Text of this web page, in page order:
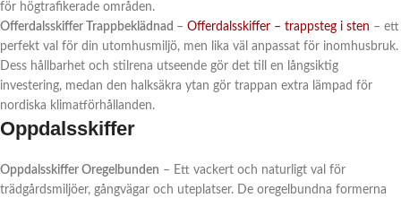
för högtrafikerade områden.
Offerdalsskiffer Trappbeklädnad – Offerdalsskiffer – trappsteg i sten – ett
perfekt val för din utomhusmiljö, men lika väl anpassat för inomhusbruk.
Dess hållbarhet och stilrena utseende gör det till en långsiktig
investering, medan den halksäkra ytan gör trappan extra lämpad för
nordiska klimatförhållanden.
Oppdalsskiffer
Oppdalsskiffer Oregelbunden – Ett vackert och naturligt val för
trädgårdsmiljöer, gångvägar och uteplatser. De oregelbundna formerna